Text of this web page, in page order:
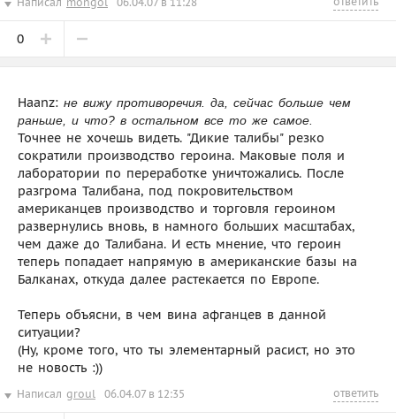
0
Haanz: не вижу противоречия. да, сейчас больше чем
раньше, и что? в остальном все то же самое.
Точнее не хочешь видеть. "Дикие талибы" резко
сократили производство героина. Маковые поля и
лаборатории по переработке уничтожались. После
разгрома Талибана, под покровительством
американцев производство и торговля героином
развернулись вновь, в намного больших масштабах,
чем даже до Талибана. И есть мнение, что героин
теперь попадает напрямую в американские базы на
Балканах, откуда далее растекается по Европе.
Теперь объясни, в чем вина афганцев в данной
ситуации?
(Ну, кроме того, что ты элементарный расист, но это
не новость :))
Написал groul 06.04.07 в 12:35 ответить